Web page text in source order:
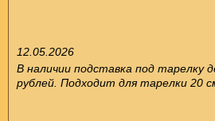
12.05.2026
В наличии подставка под тарелку
рублей. Подходит для тарелки 20